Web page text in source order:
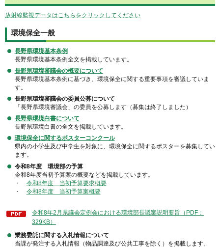
放射線監視データはこちらをクリックしてください
環境保全一般
長野県環境基本条例
長野県環境基本条例全文を掲載しています。
長野県環境審議会の概要について
長野県環境基本条例に基づき、環境保全に関する重要事項を審議していま
す。
長野県環境審議会の委員公募について
「長野県環境審議会」の委員を公募します（募集は終了しました）
長野県環境白書について
長野県環境白書の全文を掲載しています。
環境保全に関するポスターコンクール
県内の小学生及び中学生を対象に、環境保全に関するポスターを募集してい
ます。
令和8年度 環境部の予算
令和8年度当初予算案の概要などを掲載しています。
・ 令和8年度 当初予算要求概要
・ 令和8年度 当初予算案概要
令和8年2月県議会定例会における環境部長議案説明要旨（PDF：
329KB）
業務委託に関する入札情報について
当課が発注する入札情報（物品調達及び公共工事を除く）を掲載します。